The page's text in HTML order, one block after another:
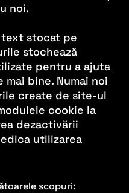
noi.
text stocat pe
stochează
pentru a ajuta
bine. Numai noi
create de site-ul
cookie la
dezactivării
utilizarea
scopuri: